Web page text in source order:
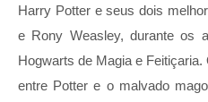
Harry Potter e seus dois
e Rony Weasley, durante os
Hogwarts de Magia e
entre Potter e o malvado